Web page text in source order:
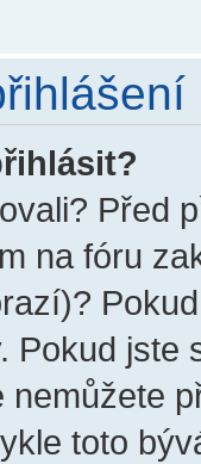
Před
na fóru
Pokud jste
nemůžete
toto